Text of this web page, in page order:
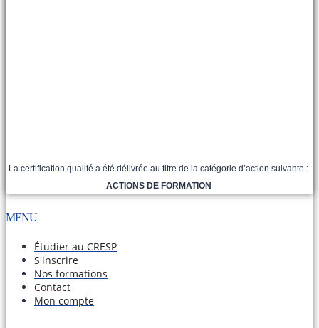
La certification qualité a été délivrée au titre de la catégorie d’action suivante :
ACTIONS DE FORMATION
MENU
Étudier au CRESP
S'inscrire
Nos formations
Contact
Mon compte